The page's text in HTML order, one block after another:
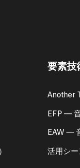
要素技
Another
EFP —
EAW —
活用シー